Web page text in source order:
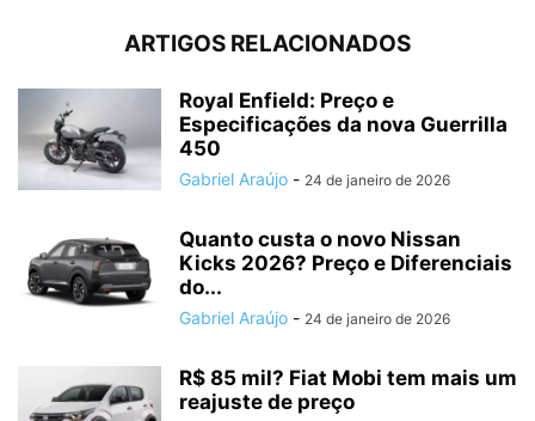
ARTIGOS RELACIONADOS
Royal Enfield: Preço e
Especificações da nova Guerrilla
450
Gabriel Araújo - 24 de janeiro de 2026
Quanto custa o novo Nissan
Kicks 2026? Preço e Diferenciais
do...
Gabriel Araújo - 24 de janeiro de 2026
R$ 85 mil? Fiat Mobi tem mais um
reajuste de preço